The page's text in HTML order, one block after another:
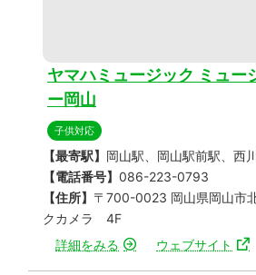
ヤマハミュージック ミュー
ー岡山
子供対応
【最寄駅】 岡山駅、岡山駅前駅、西
【電話番号】 086-223-0793
【住所】 〒700-0023 岡山県岡山市
クカメラ 4F
詳細をみる
ウェブサイト